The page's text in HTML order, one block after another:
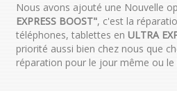
Nous avons ajouté une Nouvelle
EXPRESS BOOST", c'est la
téléphones, tablettes en ULTRA
priorité aussi bien chez nous que
réparation pour le jour même ou le